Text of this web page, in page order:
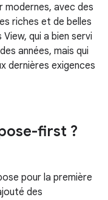
avec des
riches et de belles
qui a bien servi
années, mais qui
dernières exigences
first ?
pour la première
des